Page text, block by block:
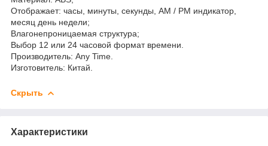
Отображает: часы, минуты, секунды, AM / PM индикатор,
месяц день недели;
Влагонепроницаемая структура;
Выбор 12 или 24 часовой формат времени.
Производитель: Any Time.
Изготовитель: Китай.
Скрыть
Характеристики